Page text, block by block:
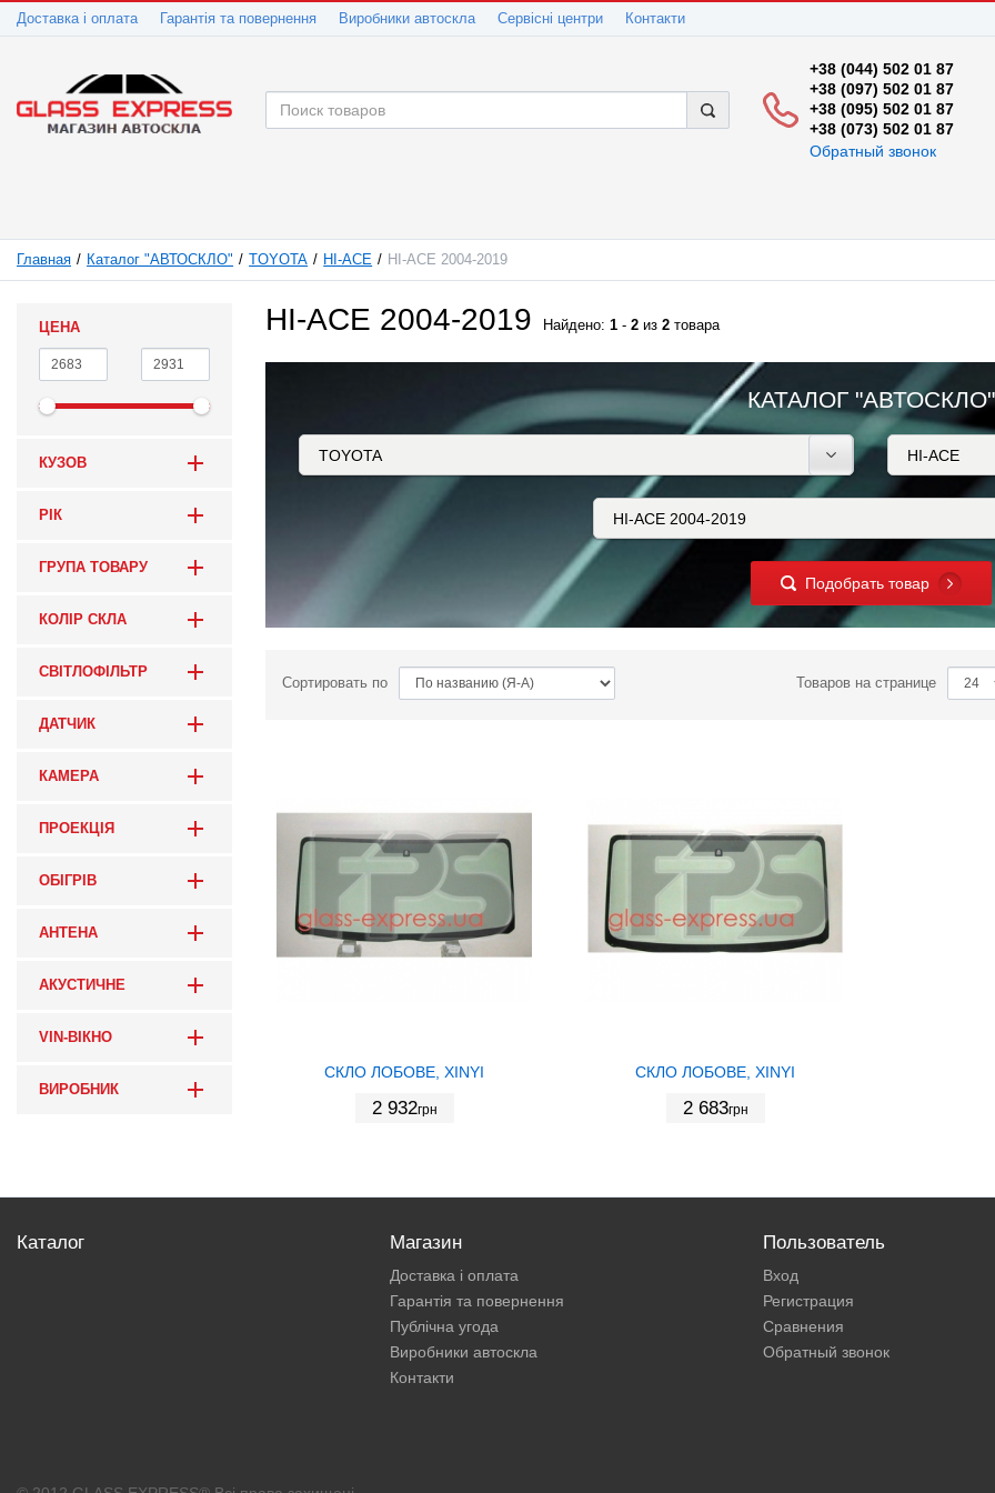
Доставка і оплата Гарантія та повернення Виробники автоскла Сервісні центри Контакти
+38 (044) 502 01 87
+38 (097) 502 01 87
+38 (095) 502 01 87
+38 (073) 502 01 87
Обратный звонок
Главная Каталог "АВТОСКЛО" TOYOTA HI-ACE HI-ACE 2004-2019
ЦЕНА
КУЗОВ
РІК
ГРУПА ТОВАРУ
КОЛІР СКЛА
СВІТЛОФІЛЬТР
ДАТЧИК
КАМЕРА
ПРОЕКЦІЯ
ОБІГРІВ
АНТЕНА
АКУСТИЧНЕ
VIN-ВІКНО
ВИРОБНИК
HI-ACE 2004-2019 Найдено: 1 - 2 из 2 товара
КАТАЛОГ "АВТОСКЛО"
Подобрать товар
Сортировать по Товаров на странице
СКЛО ЛОБОВЕ, XINYI
2 932грн
СКЛО ЛОБОВЕ, XINYI
2 683грн
Каталог Магазин
Доставка і оплата
Гарантія та повернення
Публічна угода
Виробники автоскла
Контакти
Пользователь
Вход
Регистрация
Сравнения
Обратный звонок